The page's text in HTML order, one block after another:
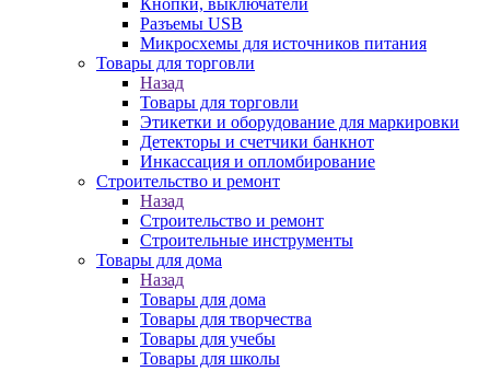
Кнопки, выключатели
Разъемы USB
Микросхемы для источников питания
Товары для торговли
Назад
Товары для торговли
Этикетки и оборудование для маркировки
Детекторы и счетчики банкнот
Инкассация и опломбирование
Строительство и ремонт
Назад
Строительство и ремонт
Строительные инструменты
Товары для дома
Назад
Товары для дома
Товары для творчества
Товары для учебы
Товары для школы